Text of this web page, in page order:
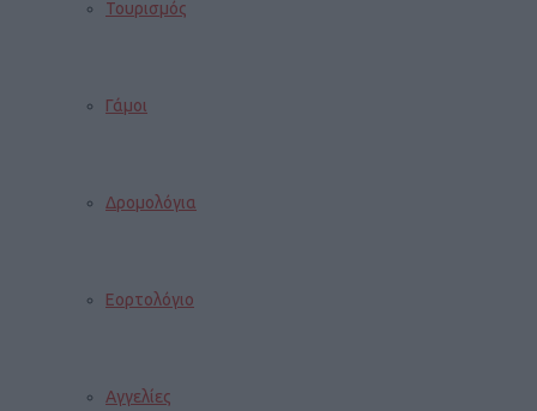
Τουρισμός
Γάμοι
Δρομολόγια
Εορτολόγιο
Αγγελίες